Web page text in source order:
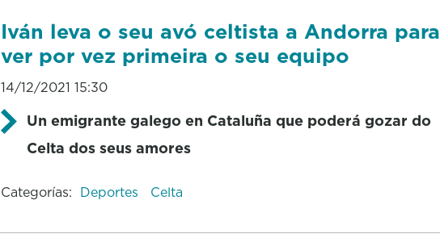
Iván leva o seu avó celtista a Andorra para
ver por vez primeira o seu equipo
14/12/2021 15:30
Un emigrante galego en Cataluña que poderá gozar do
Celta dos seus amores
Categorías: Deportes Celta